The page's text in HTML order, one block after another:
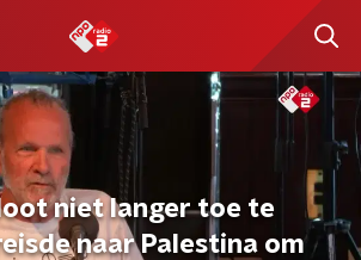
niet langer toe te
naar Palestina om